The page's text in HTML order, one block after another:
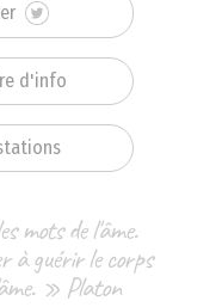
d'info
mots de l'âme.
à guérir le corps
» Platon